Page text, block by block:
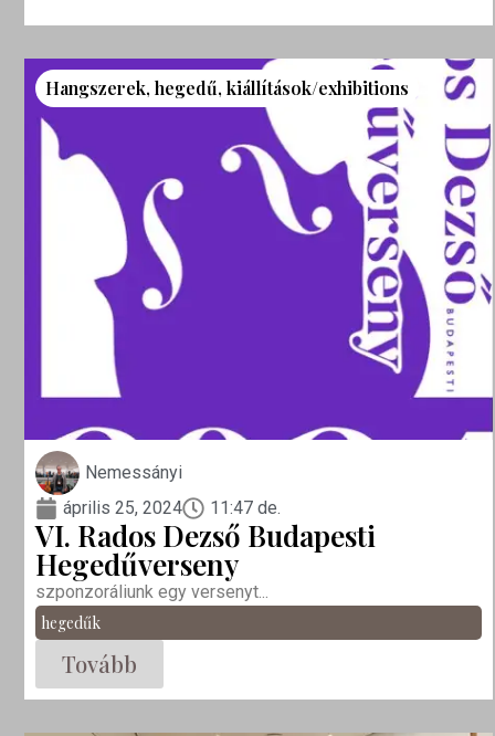
Hangszerek,hegedű,kiállítások/exhibitions
Nemessányi
április 25, 2024
11:47 de.
VI. Rados Dezső Budapesti
Hegedűverseny
szponzoráliunk egy versenyt...
hegedűk
Tovább